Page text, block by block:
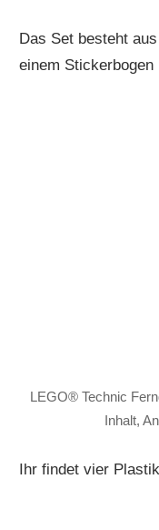
Das Set besteht
einem Stickerbogen
LEGO® Technic
Inhalt,
Ihr findet vier